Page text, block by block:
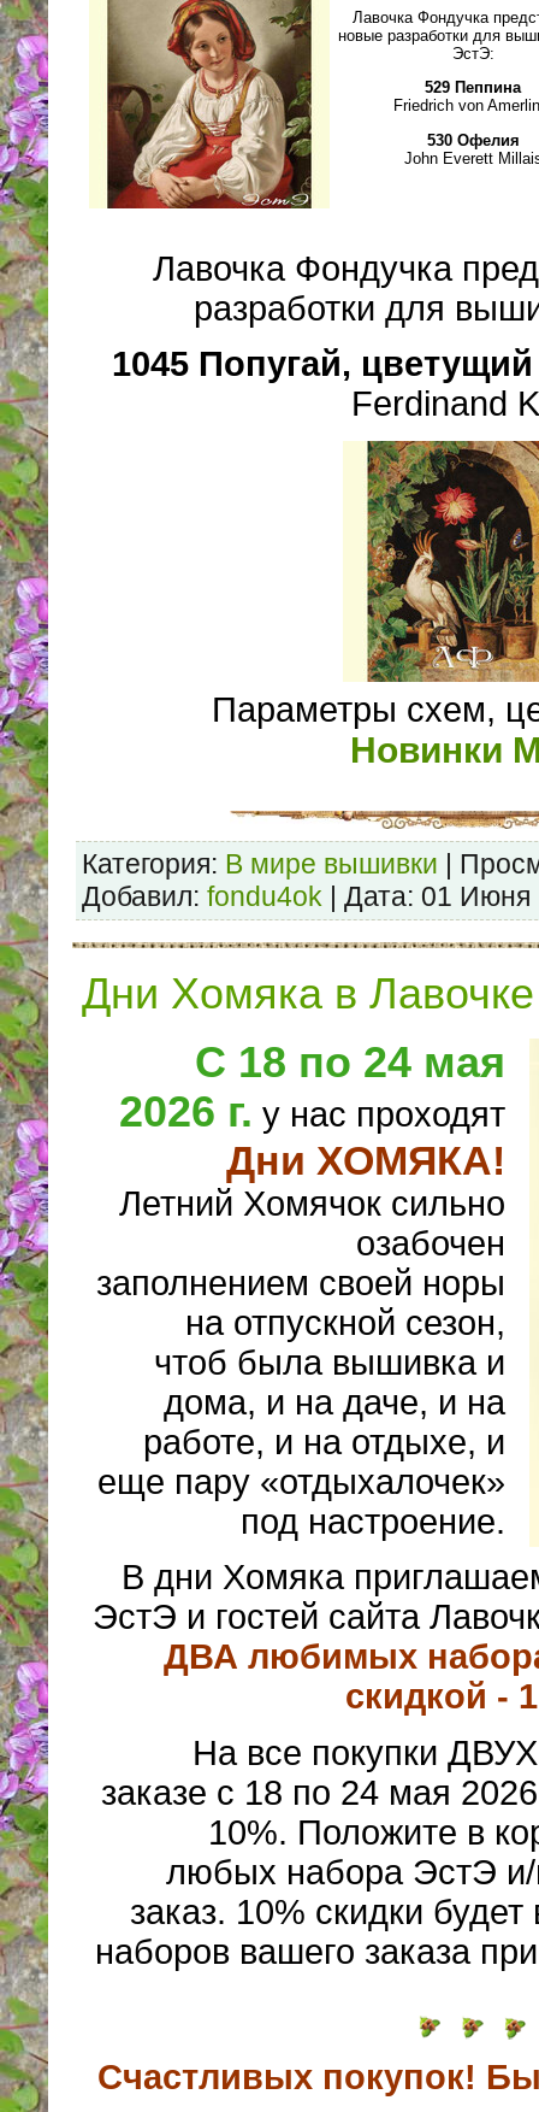
Лавочка Фондучка
новые разработки для
ЭстЭ:
529 Пеппина
Friedrich von
530 Офелия
John Everett
Лавочка Фондучка
разработки для
1045 Попугай, цветущий
Ferdinand
Параметры схем,
Новинки
Категория: В мире вышивки |
Добавил: fondu4ok | Дата: 01 Июня
Дни Хомяка в
С 18 по 24 мая
2026 г. у нас проходят
Дни ХОМЯКА!
Летний Хомячок сильно
озабочен
заполнением своей норы
на отпускной сезон,
чтоб была вышивка и
дома, и на даче, и на
работе, и на отдыхе, и
еще пару «отдыхалочек»
под настроение.
В дни Хомяка
ЭстЭ и гостей сайта
ДВА любимых
скидкой -
На все покупки
заказе с 18 по 24 мая
10%. Положите в
любых набора ЭстЭ
заказ. 10% скидки
наборов вашего заказа
Счастливых покупок!